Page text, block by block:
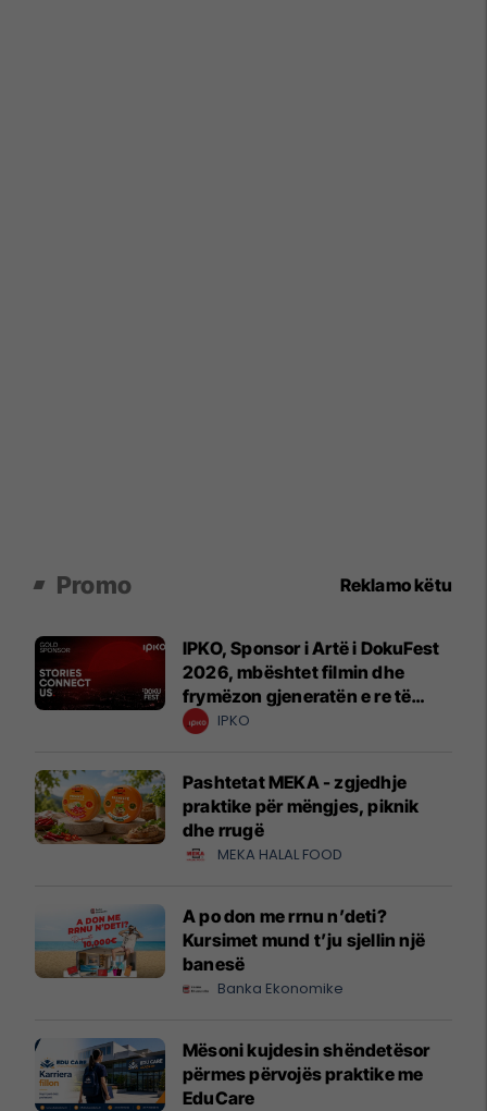
Promo Reklamo këtu
IPKO, Sponsor i Artë i DokuFest
2026, mbështet filmin dhe
frymëzon gjeneratën e re të
krijuesve
IPKO
Pashtetat MEKA - zgjedhje
praktike për mëngjes, piknik
dhe rrugë
MEKA HALAL FOOD
A po don me rrnu n’deti?
Kursimet mund t’ju sjellin një
banesë
Banka Ekonomike
Mësoni kujdesin shëndetësor
përmes përvojës praktike me
EduCare